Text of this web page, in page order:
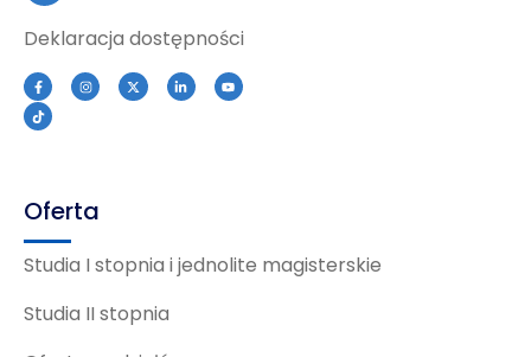
Deklaracja dostępności
Oferta
Studia I stopnia i jednolite magisterskie
Studia II stopnia